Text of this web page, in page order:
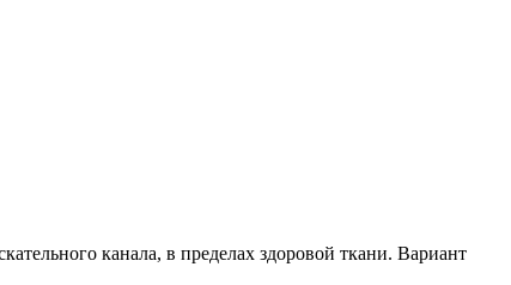
канала, в пределах здоровой ткани. Вариант